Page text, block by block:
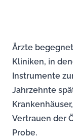
Ärzte
Kliniken, in
Instrumente
Jahrzehnte
Vertrauen der
Probe.